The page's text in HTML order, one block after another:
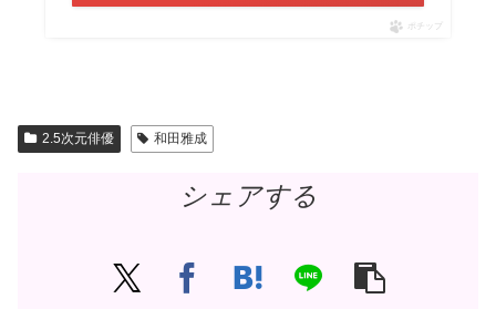
ポチップ
2.5次元俳優 和田雅成
シェアする